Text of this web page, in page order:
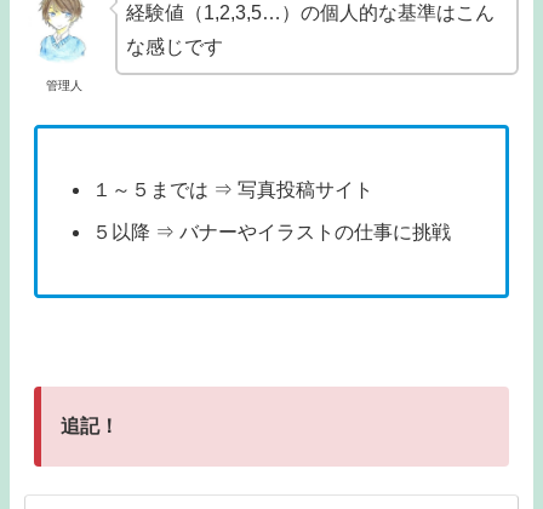
管理人
経験値（1,2,3,5…）の個人的な基準はこん
な感じです
１～５までは ⇒ 写真投稿サイト
５以降 ⇒ バナーやイラストの仕事に挑戦
追記！